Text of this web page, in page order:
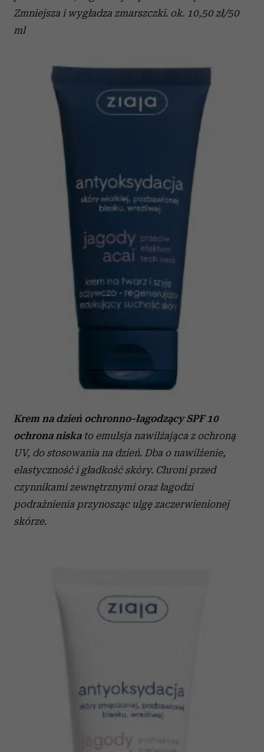
Zmniejsza i wygładza zmarszczki. ok. 10,50 zł/50
ml
Krem na dzień ochronno-łagodzący SPF 10
ochrona niskato emulsja nawilżająca z ochroną
UV, do stosowania na dzień. Dba o nawilżenie,
elastyczność i gładkość skóry. Chroni przed
czynnikami zewnętrznymi oraz łagodzi
podrażnienia przynosząc ulgę zaczerwienionej
skórze.